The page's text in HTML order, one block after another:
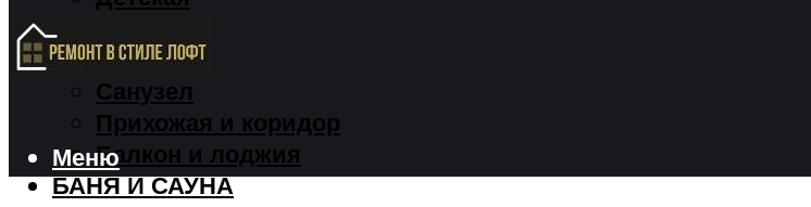
Спальня
Санузел
Прихожая и коридор
Балкон и лоджия
БАНЯ И САУНА
Меню